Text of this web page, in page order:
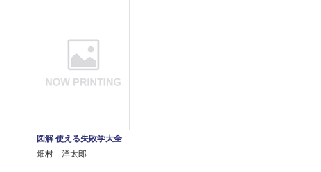
図解 使える失敗学大全
畑村 洋太郎